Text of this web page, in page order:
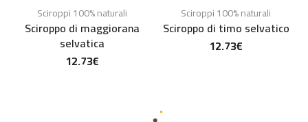
Sciroppi 100% naturali
Sciroppo di maggiorana
selvatica
12.73€
Sciroppi 100% naturali
Sciroppo di timo selvatico
12.73€